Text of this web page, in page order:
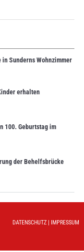
Sunderns Wohnzimmer
erhalten
100. Geburtstag im
der Behelfsbrücke
DATENSCHUTZ IMPRESSUM